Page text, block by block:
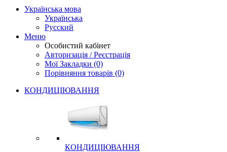
Українська мова
Українська
Русский
Меню
Особистий кабінет
Авторизація / Реєстрація
Мої Закладки (0)
Порівняння товарів (0)
КОНДИЦІЮВАННЯ
КОНДИЦІЮВАННЯ